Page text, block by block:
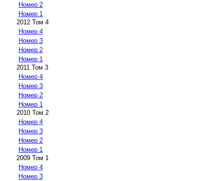
Номер 2
Номер 1
2012 Том 4
Номер 4
Номер 3
Номер 2
Номер 1
2011 Том 3
Номер 4
Номер 3
Номер 2
Номер 1
2010 Том 2
Номер 4
Номер 3
Номер 2
Номер 1
2009 Том 1
Номер 4
Номер 3